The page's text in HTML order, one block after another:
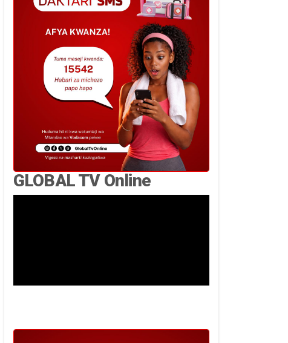
GLOBAL TV Online